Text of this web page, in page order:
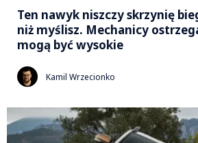
Ten nawyk niszczy skrzynię
niż myślisz. Mechanicy
mogą być wysokie
Kamil Wrzecionko